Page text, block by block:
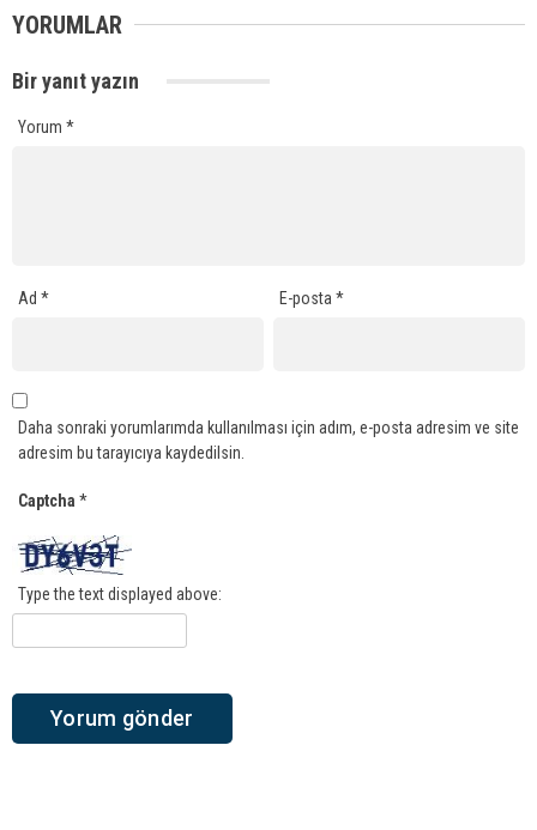
YORUMLAR
Bir yanıt yazın
Yorum *
Ad * E-posta*
Daha sonraki yorumlarımda kullanılması için adım, e-posta adresim ve site
adresim bu tarayıcıya kaydedilsin.
Captcha *
Type the text displayed above: